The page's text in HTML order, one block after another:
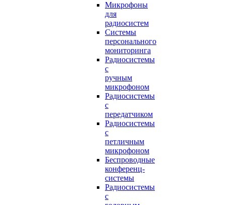
Микрофоны
для
радиосистем
Системы
персонального
мониторинга
Радиосистемы
c
ручным
микрофоном
Радиосистемы
с
передатчиком
Радиосистемы
с
петличным
микрофоном
Беспроводные
конференц-
системы
Радиосистемы
с